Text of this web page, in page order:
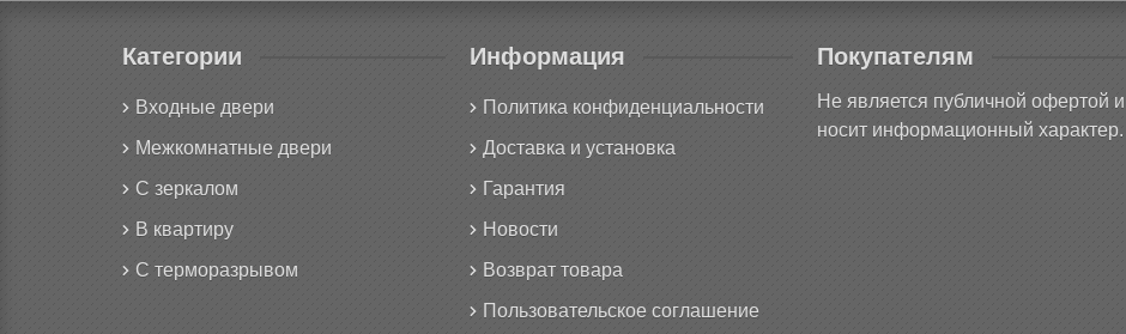
Категории
Входные двери
Межкомнатные двери
С зеркалом
В квартиру
С терморазрывом
Информация
Политика конфиденциальности
Доставка и установка
Гарантия
Новости
Возврат товара
Пользовательское соглашение
Покупателям
Не является публичной офертой и
носит информационный характер.